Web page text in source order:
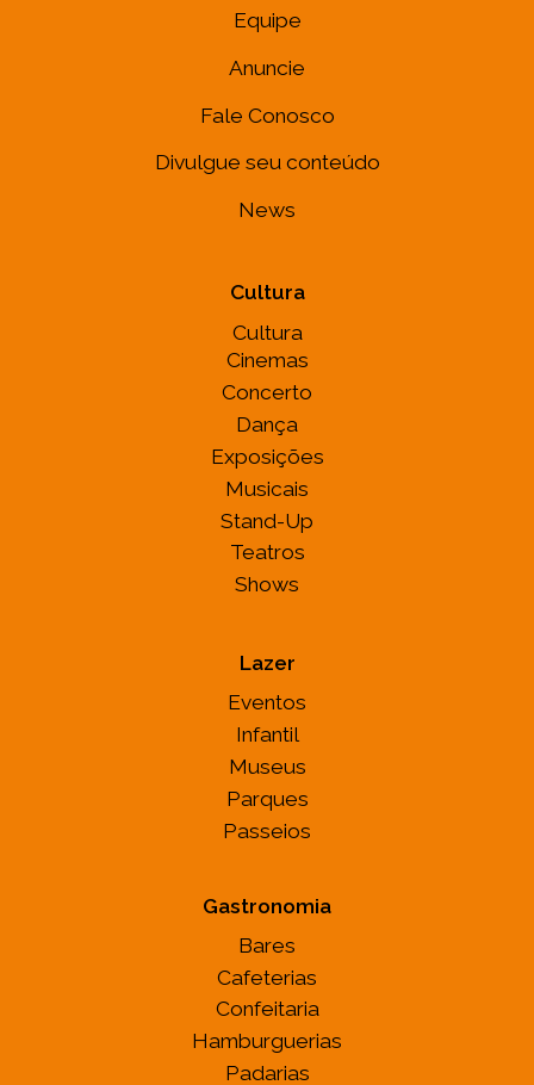
Equipe
Anuncie
Fale Conosco
Divulgue seu conteúdo
News
Cultura
Cultura
Cinemas
Concerto
Dança
Exposições
Musicais
Stand-Up
Teatros
Shows
Lazer
Eventos
Infantil
Museus
Parques
Passeios
Gastronomia
Bares
Cafeterias
Confeitaria
Hamburguerias
Padarias